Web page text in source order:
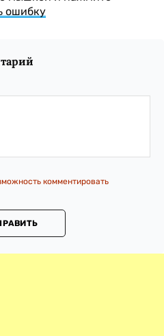
ошибку
комментировать